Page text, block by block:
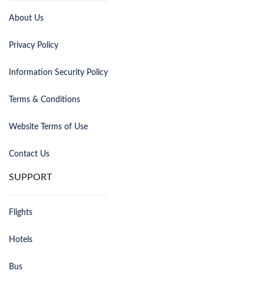
About Us
Privacy Policy
Information Security Policy
Terms & Conditions
Website Terms of Use
Contact Us
SUPPORT
Flights
Hotels
Bus